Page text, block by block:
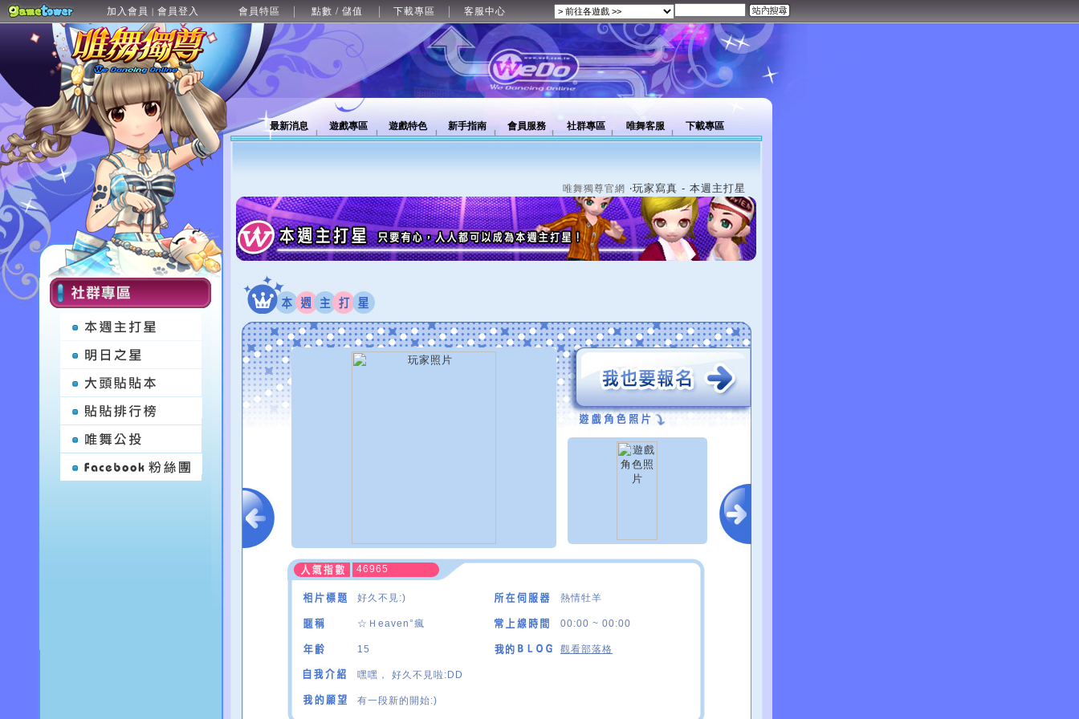
加入會員 | 會員登入 會員特區 點數 / 儲值 下載專區 客服中心
最新消息 遊戲專區 遊戲特色 新手指南 會員服務 社群專區 唯舞客服 下載專區
唯舞獨尊官網 ‧玩家寫真 - 本週主打星
46965
好久不見:) 熱情牡羊
☆Ｈeaven°瘋 00:00 ~ 00:00
15 觀看部落格
嘿嘿， 好久不見啦:DD
有一段新的開始:)